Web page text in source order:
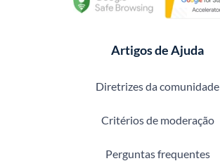
Artigos de Ajuda
Diretrizes da comunidade
Critérios de moderação
Perguntas frequentes